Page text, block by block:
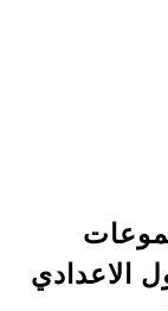
: المجموعات
الاعدادي